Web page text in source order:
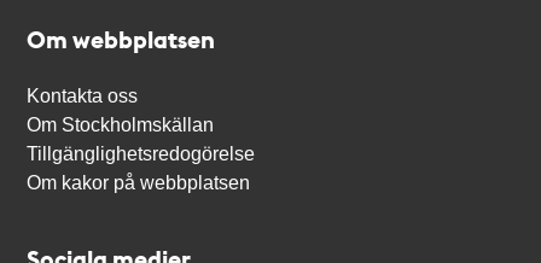
Om webbplatsen
Kontakta oss
Om Stockholmskällan
Tillgänglighetsredogörelse
Om kakor på webbplatsen